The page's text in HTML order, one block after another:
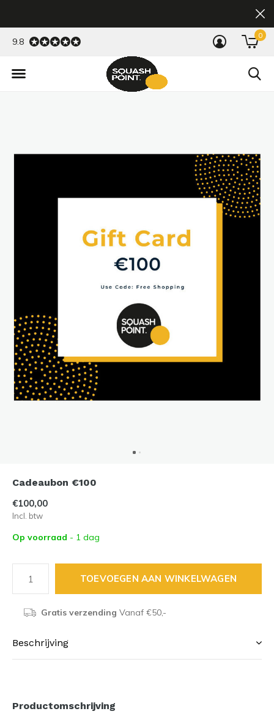
0
9.8
Cadeaubon €100
€100,00
Incl. btw
Op voorraad - 1 dag
TOEVOEGEN AAN WINKELWAGEN
Gratis verzending Vanaf €50,-
Beschrijving
Productomschrijving